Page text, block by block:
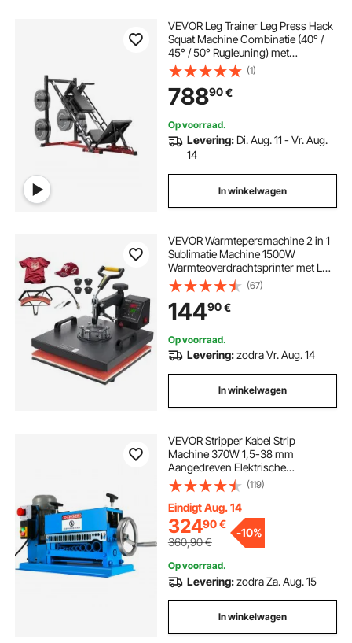
VEVOR Leg Trainer Leg Press Hack
Squat Machine Combinatie (40° /
45° / 50° Rugleuning) met
Gewichtsopslag,
Beentrainingsapparaat voor
Quadriceps, Hamstrings, Bilspieren
(1)
78890€
Op voorraad.
Levering: Di. Aug. 11 - Vr. Aug.
14
In winkelwagen
VEVOR Warmtepersmachine 2 in 1
Sublimatie Machine 1500W
Warmteoverdrachtsprinter met LCD
Digitaal Display en Instelbare Druk
Geschikt voor T-shirts Petten
Keramische Platen en Vele Andere
Materialen
(67)
14490€
Op voorraad.
Levering:zodra Vr. Aug. 14
In winkelwagen
VEVOR Stripper Kabel Strip
Machine 370W 1,5-38 mm
Aangedreven Elektrische
Draadstripmachine 10 Bladen 10
Kanalen Industrieel Verstelbaar
(119)
Eindigt Aug. 14
32490€
360,90€
-10%
Op voorraad.
Levering:zodra Za. Aug. 15
In winkelwagen